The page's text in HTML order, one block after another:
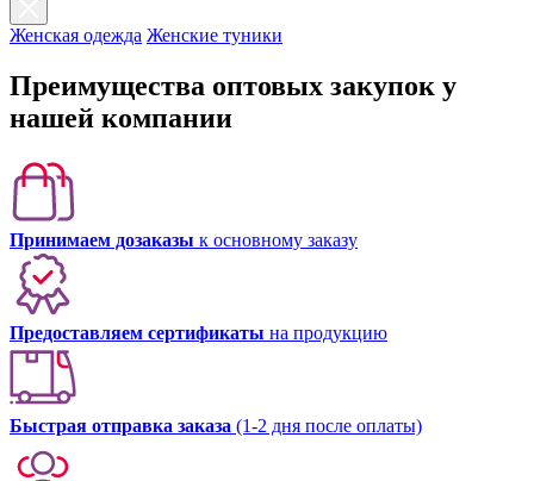
Женская одежда Женские туники
Преимущества оптовых закупок у
нашей компании
Принимаем дозаказы к основному заказу
Предоставляем сертификаты на продукцию
Быстрая отправка заказа (1-2 дня после оплаты)